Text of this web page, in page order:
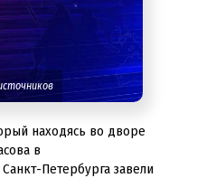
находясь во дворе
в
Петербурга завели